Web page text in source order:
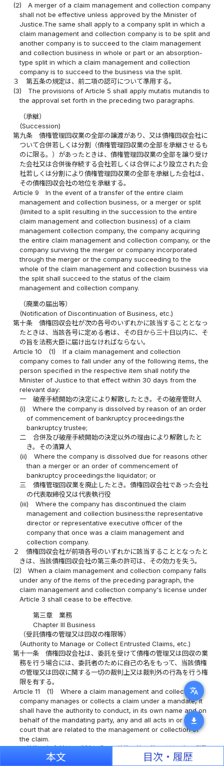
translate
download
(2)
A merger of a claim management and collection company
shall not be effective unless approved by the Minister of
Justice.The same shall apply to a company split in which a
claim management and collection company is to be split and
another company is to succeed to the claim management
and collection business in whole or part or an absorption-
type split in which a claim management and collection
company is to succeed to the business via the split.
３
第五条の規定は、前二項の認可について準用する。
(3)
The provisions of Article 5 shall apply mutatis mutandis to
the approval set forth in the preceding two paragraphs.
（承継）
(Succession)
第九条
債権管理回収業の全部の譲渡があり、又は債権回収会社に
ついて合併若しくは分割（債権管理回収業の全部を承継させるも
のに限る。）があったときは、債権管理回収業の全部を譲り受け
た会社又は合併後存続する会社若しくは合併により設立された会
社若しくは分割により債権管理回収業の全部を承継した会社は、
その債権回収会社の地位を承継する。
Article 9
In the event of a transfer of the entire claim
management and collection business, or a merger or split
(limited to a split resulting in the succession to the entire
claim management and collection business) of a claim
management collection company, the company acquiring
the entire claim management and collection company, or the
company surviving the merger or company incorporated
through the merger or the company succeeding to the
whole of the claim management and collection business via
the split shall succeed to the status of the claim
management and collection company.
（廃業の届出等）
(Notification of Discontinuation of Business, etc.)
第十条
債権回収会社が次の各号のいずれかに該当することとなっ
たときは、当該各号に定める者は、その日から三十日以内に、そ
の旨を法務大臣に届け出なければならない。
Article 10
(1)
If a claim management and collection
company comes to fall under any of the following items, the
person specified in the respective item shall notify the
Minister of Justice to that effect within 30 days from the
relevant day:
一
破産手続開始の決定により解散したとき。その破産管財人
(i)
Where the company is dissolved by reason of an order
of commencement of bankruptcy proceedings:the
bankruptcy trustee;
二
合併及び破産手続開始の決定以外の理由により解散したと
き。その清算人
(ii)
Where the company is dissolved due for reasons other
than a merger or an order of commencement of
bankruptcy proceedings:the liquidator; or
三
債権管理回収業を廃止したとき。債権回収会社であった会社
の代表取締役又は代表執行役
(iii)
Where the company has discontinued the claim
management and collection business:the representative
director or representative executive officer of the
company that once was a claim management and
collection company.
２
債権回収会社が前項各号のいずれかに該当することとなったと
きは、当該債権回収会社の第三条の許可は、その効力を失う。
(2)
When a claim management and collection company falls
under any of the items of the preceding paragraph, the
claim management and collection company's license under
Article 3 shall cease to be effective.
第三章 業務
Chapter III Business
（受託債権の管理又は回収の権限等）
(Authority to Manage or Collect Entrusted Claims, etc.)
第十一条
債権回収会社は、委託を受けて債権の管理又は回収の業
務を行う場合には、委託者のために自己の名をもって、当該債権
の管理又は回収に関する一切の裁判上又は裁判外の行為を行う権
限を有する。
Article 11
(1)
Where a claim management and collection
company manages or collects a claim under a mandate, it
shall have the authority to conduct, in its own name and on
behalf of the mandating party, any and all acts in or out of
court that are related to the management or collection of
the claim.
２
債権回収会社は、委託を受けて債権の管理若しくは回収の業務
を行い、又は譲り受けた債権の管理若しくは回収の業務を行う場
本文 目次・履歴